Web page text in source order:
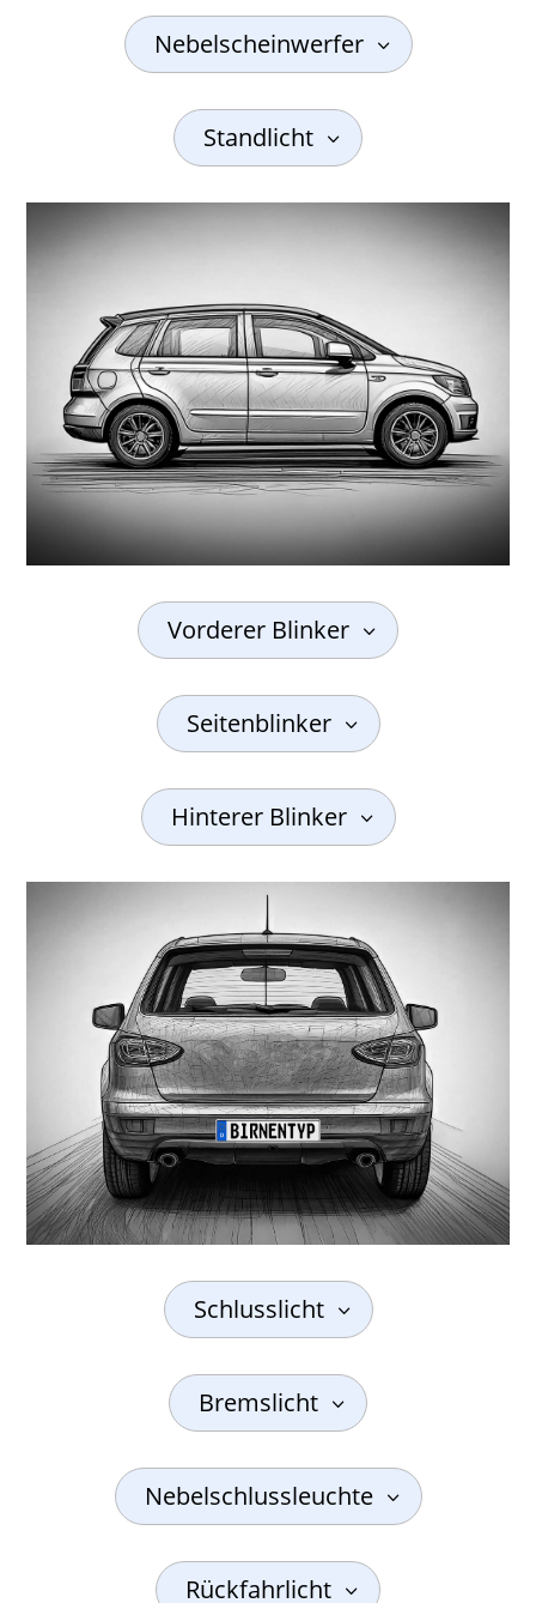
Nebelscheinwerfer
Standlicht
Vorderer Blinker
Seitenblinker
Hinterer Blinker
Schlusslicht
Bremslicht
Nebelschlussleuchte
Rückfahrlicht